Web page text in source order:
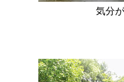
気分